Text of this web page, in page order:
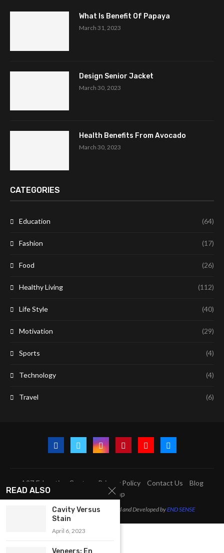
What Is Benefit Of Papaya
March 31, 2023
Design Senior Jacket
March 30, 2023
Health Benefits From Avocado
March 30, 2023
CATEGORIES
Education (64)
Fashion (17)
Food (26)
Healthy Living (112)
Life Style (40)
Motivation (29)
Sports (4)
Technology (4)
Travel (6)
A2Z Education Centre Privacy Policy Contact Us
Blog
Sitemap
@2023 - All Right Reserved. Designed and Developed byEND SENSE
READ ALSO
Cavity Versus
Stain
April 6, 2023
Veneers: En